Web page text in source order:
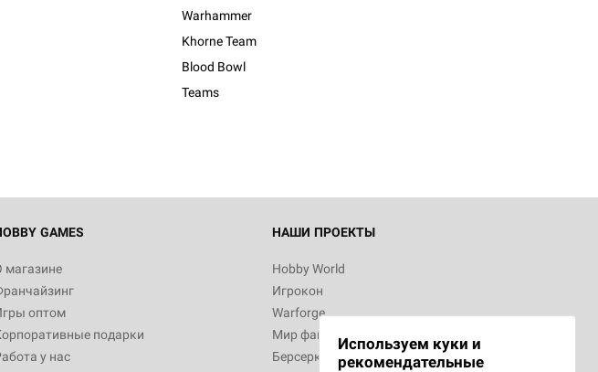
Warhammer
Khorne Team
Blood Bowl
Teams
GAMES
магазине
оптом
подарки
у нас
НАШИ ПРОЕКТЫ
Hobby World
Игрокон
Warforge
Мир фантастики
Берсерк
Используем куки и
рекомендательные